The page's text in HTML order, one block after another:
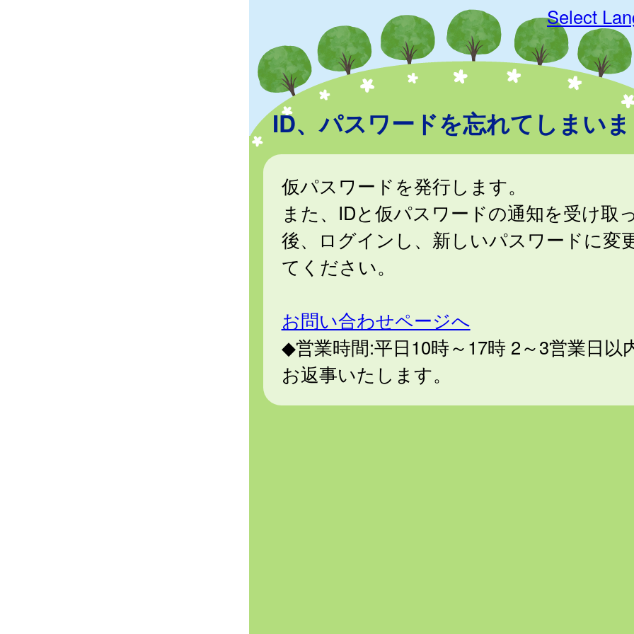
Select
ID、パスワードを忘れてしまい
仮パスワードを発行します。
また、IDと仮パスワードの通知を受け取
後、ログインし、新しいパスワードに変
てください。
お問い合わせページへ
◆営業時間:平日10時～17時 2～3営業日以
お返事いたします。